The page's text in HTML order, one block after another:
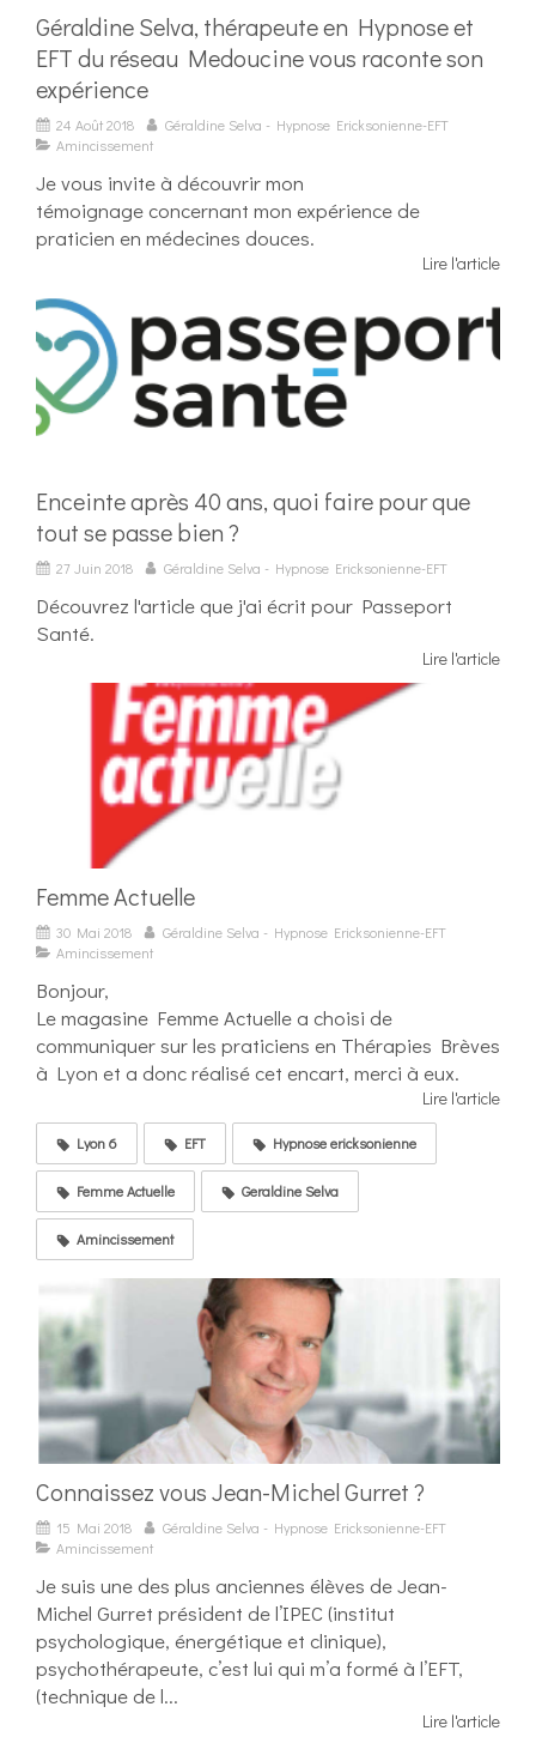
Géraldine Selva, thérapeute en Hypnose et
EFT du réseau Medoucine vous raconte son
expérience
24 Août 2018
Géraldine Selva - Hypnose Ericksonienne-EFT
Amincissement
Je vous invite à découvrir mon
témoignage concernant mon expérience de
praticien en médecines douces.
Lire l'article
Enceinte après 40 ans, quoi faire pour que
tout se passe bien ?
27 Juin 2018 Géraldine Selva - Hypnose Ericksonienne-EFT
Découvrez l'article que j'ai écrit pour Passeport
Santé.
Lire l'article
Femme Actuelle
30 Mai 2018
Géraldine Selva - Hypnose Ericksonienne-EFT
Amincissement
Bonjour,
Le magasine Femme Actuelle a choisi de
communiquer sur les praticiens en Thérapies Brèves
à Lyon et a donc réalisé cet encart, merci à eux.
Lire l'article
Lyon 6 EFT Hypnose ericksonienne
Femme Actuelle Geraldine Selva
Amincissement
Connaissez vous Jean-Michel Gurret ?
15 Mai 2018
Géraldine Selva - Hypnose Ericksonienne-EFT
Amincissement
Je suis une des plus anciennes élèves de Jean-
Michel Gurret président de l’IPEC (institut
psychologique, énergétique et clinique),
psychothérapeute, c’est lui qui m’a formé à l’EFT,
(technique de l...
Lire l'article